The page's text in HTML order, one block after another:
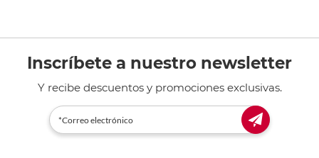
Inscríbete a nuestro newsletter
Y recibe descuentos y promociones exclusivas.